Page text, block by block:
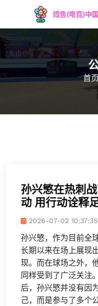
首
孙兴慜在热刺
动 用行动诠释
2026-07-02 10:37:35
孙兴慜，作为目前全
长期以来在场上展现
现。而在球场之外，
同样受到了广泛关注
后，孙兴慜并没有因
己，而是参与了多个